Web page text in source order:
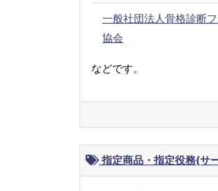
一般社団法人骨格診断
協会
などです。
指定商品・指定役務(サ